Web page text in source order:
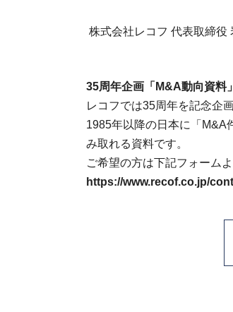
株式会社レコフ 代表取締役
35周年企画「M&A動向資料
レコフでは35周年を記念企
1985年以降の日本に「M&A
み取れる資料です。
ご希望の方は下記フォーム
https://www.recof.co.jp/